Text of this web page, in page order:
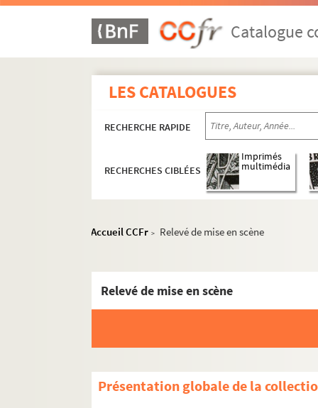
Catalogue
LES CATALOGUES
RECHERCHE RAPIDE
RECHERCHES CIBLÉES
Imprimés
multimédia
Accueil CCFr > Relevé de mise en scène
Relevé de mise en scène
Présentation globale de la